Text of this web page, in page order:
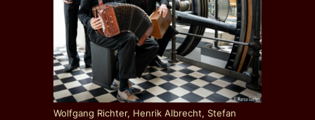
Wolfgang Richter, Henrik Albrecht, Stefan